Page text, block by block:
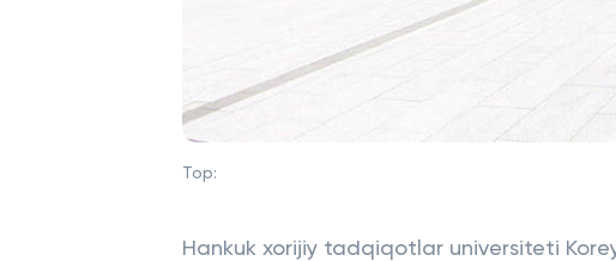
Top:
Hankuk xorijiy tadqiqotlar universiteti